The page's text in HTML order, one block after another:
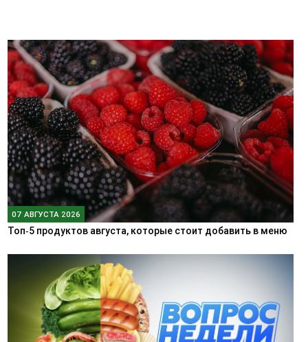
07 АВГУСТА 2026
Топ‑5 продуктов августа, которые стоит добавить в меню